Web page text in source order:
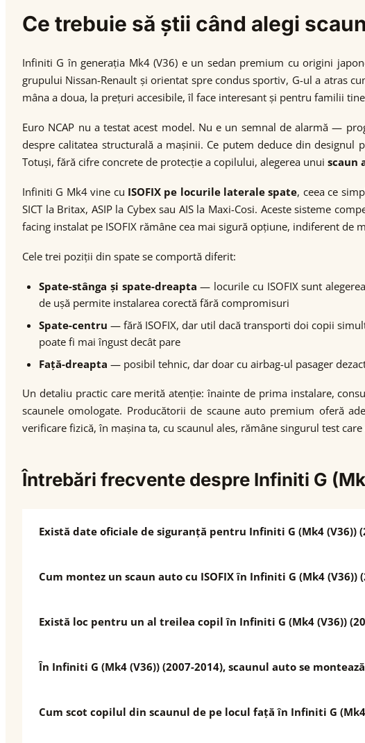
Ce trebuie să știi când alegi
Infiniti G în generația Mk4 (V36) e un sedan premium cu origini
grupului Nissan-Renault și orientat spre condus sportiv, G-ul a atras
mâna a doua, la prețuri accesibile, îl face interesant și pentru familii
Euro NCAP nu a testat acest model. Nu e un semnal de alarmă —
despre calitatea structurală a mașinii. Ce putem deduce din
Totuși, fără cifre concrete de protecție a copilului, alegerea unui scaun
Infiniti G Mk4 vine cu ISOFIX pe locurile laterale spate, ceea ce
SICT la Britax, ASIP la Cybex sau AIS la Maxi-Cosi. Aceste sisteme
facing instalat pe ISOFIX rămâne cea mai sigură opțiune, indiferent de
Cele trei poziții din spate se comportă diferit:
Spate-stânga și spate-dreapta — locurile cu ISOFIX sunt
de ușă permite instalarea corectă fără compromisuri
Spate-centru — fără ISOFIX, dar util dacă transporti doi copii
poate fi mai îngust decât pare
Față-dreapta — posibil tehnic, dar doar cu airbag-ul pasager
Un detaliu practic care merită atenție: înainte de prima instalare,
scaunele omologate. Producătorii de scaune auto premium oferă
verificare fizică, în mașina ta, cu scaunul ales, rămâne singurul test
Întrebări frecvente despre Infiniti G
Există date oficiale de siguranță pentru Infiniti G (Mk4 (V36))
Cum montez un scaun auto cu ISOFIX în Infiniti G (Mk4 (V36))
Există loc pentru un al treilea copil în Infiniti G (Mk4 (V36))
În Infiniti G (Mk4 (V36)) (2007-2014), scaunul auto se
Cum scot copilul din scaunul de pe locul față în Infiniti G (Mk4